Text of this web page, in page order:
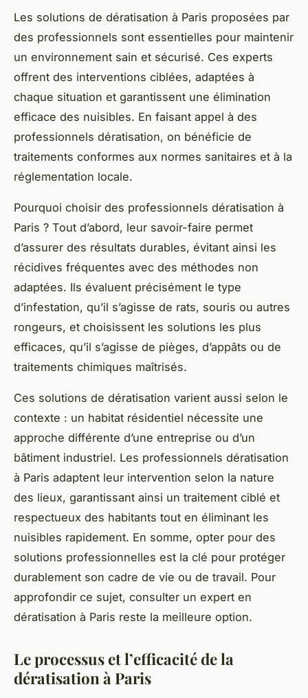
Les solutions de dératisation à Paris proposées par
des professionnels sont essentielles pour maintenir
un environnement sain et sécurisé. Ces experts
offrent des interventions ciblées, adaptées à
chaque situation et garantissent une élimination
efficace des nuisibles. En faisant appel à des
professionnels dératisation, on bénéficie de
traitements conformes aux normes sanitaires et à la
réglementation locale.
Pourquoi choisir des professionnels dératisation à
Paris ? Tout d’abord, leur savoir-faire permet
d’assurer des résultats durables, évitant ainsi les
récidives fréquentes avec des méthodes non
adaptées. Ils évaluent précisément le type
d’infestation, qu’il s’agisse de rats, souris ou autres
rongeurs, et choisissent les solutions les plus
efficaces, qu’il s’agisse de pièges, d’appâts ou de
traitements chimiques maîtrisés.
Ces solutions de dératisation varient aussi selon le
contexte : un habitat résidentiel nécessite une
approche différente d’une entreprise ou d’un
bâtiment industriel. Les professionnels dératisation
à Paris adaptent leur intervention selon la nature
des lieux, garantissant ainsi un traitement ciblé et
respectueux des habitants tout en éliminant les
nuisibles rapidement. En somme, opter pour des
solutions professionnelles est la clé pour protéger
durablement son cadre de vie ou de travail. Pour
approfondir ce sujet, consulter un expert en
dératisation à Paris reste la meilleure option.
Le processus et l’efficacité de la
dératisation à Paris